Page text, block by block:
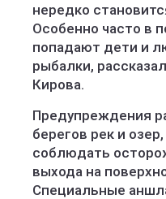
нередко
Особенно часто в
попадают дети и
рыбалки,
Кирова.
Предупреждения
берегов рек и
соблюдать
выхода на
Специальные